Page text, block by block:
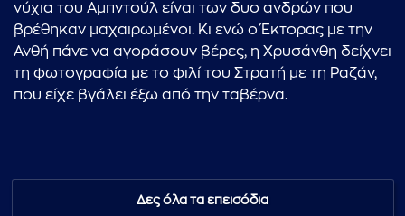
νύχια του Αμπντούλ είναι των δυο ανδρών που
βρέθηκαν μαχαιρωμένοι. Κι ενώ ο Έκτορας με την
Ανθή πάνε να αγοράσουν βέρες, η Χρυσάνθη δείχνει
τη φωτογραφία με το φιλί του Στρατή με τη Ραζάν,
που είχε βγάλει έξω από την ταβέρνα.
Δες όλα τα επεισόδια